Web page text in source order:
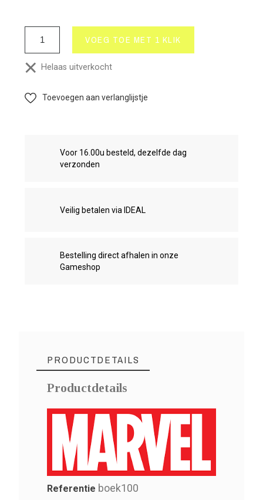
VOEG TOE MET 1 KLIK
Helaas uitverkocht
Toevoegen aan verlanglijstje
Voor 16.00u besteld, dezelfde dag
verzonden
Veilig betalen via IDEAL
Bestelling direct afhalen in onze
Gameshop
PRODUCTDETAILS
Productdetails
Referentie boek100